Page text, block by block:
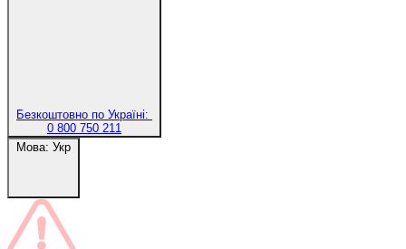
Безкоштовно по Україні:
0 800 750 211
Мова: Укр